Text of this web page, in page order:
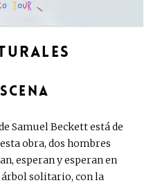
Samuel Beckett está de
obra, dos hombres
esperan y esperan en
árbol solitario, con la